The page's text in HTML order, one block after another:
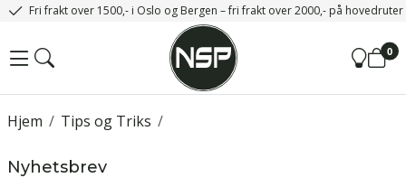
Fri frakt over 1500,- i Oslo og Bergen – fri frakt over 2000,- på
0
/
Hjem /
Tips og Triks
Nyhetsbrev